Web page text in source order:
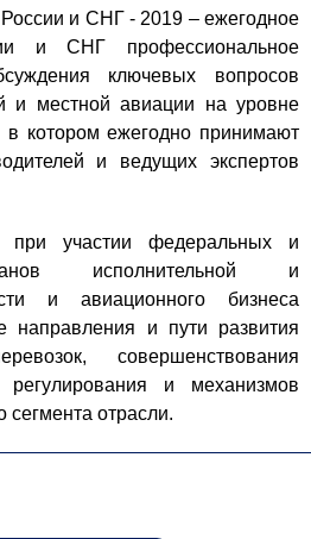
и СНГ - 2019 – ежегодное
и СНГ профессиональное
ключевых вопросов
и местной авиации на уровне
в котором ежегодно принимают
и ведущих экспертов
при участии федеральных и
исполнительной и
и авиационного бизнеса
направления и пути развития
совершенствования
регулирования и механизмов
сегмента отрасли.